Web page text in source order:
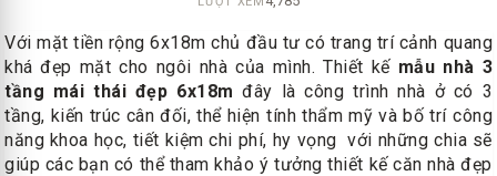
Với mặt tiền rộng 6x18m chủ đầu tư có trang trí cảnh quang
khá đẹp mặt cho ngôi nhà của mình. Thiết kế mẫu nhà 3
tầng mái thái đẹp 6x18m đây là công trình nhà ở có 3
tầng, kiến trúc cân đối, thể hiện tính thẩm mỹ và bố trí công
năng khoa học, tiết kiệm chi phí, hy vọng với những chia sẽ
giúp các bạn có thể tham khảo ý tưởng thiết kế căn nhà đẹp